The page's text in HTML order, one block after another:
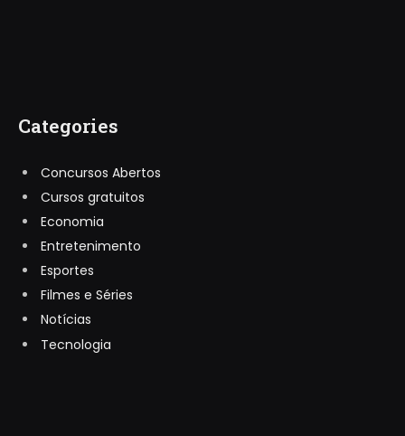
Categories
Concursos Abertos
Cursos gratuitos
Economia
Entretenimento
Esportes
Filmes e Séries
Notícias
Tecnologia